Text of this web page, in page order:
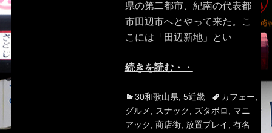
県の第二都市、紀南の代表都
市田辺市へとやって来た。こ
こには「田辺新地」とい
続きを読む・・
Categories
30和歌山県 5近畿 Tagsカフェー
グルメ
スナック ズタボロ
マニ
アック
商店街, 放置プレイ
有名